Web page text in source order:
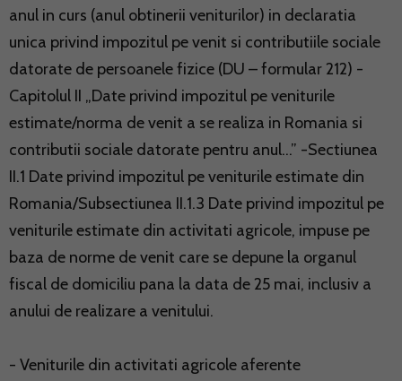
anul in curs (anul obtinerii veniturilor) in declaratia
unica privind impozitul pe venit si contributiile sociale
datorate de persoanele fizice (DU – formular 212) -
Capitolul II „Date privind impozitul pe veniturile
estimate/norma de venit a se realiza in Romania si
contributii sociale datorate pentru anul...” -Sectiunea
II.1 Date privind impozitul pe veniturile estimate din
Romania/Subsectiunea II.1.3 Date privind impozitul pe
veniturile estimate din activitati agricole, impuse pe
baza de norme de venit care se depune la organul
fiscal de domiciliu pana la data de 25 mai, inclusiv a
anului de realizare a venitului.
- Veniturile din activitati agricole aferente